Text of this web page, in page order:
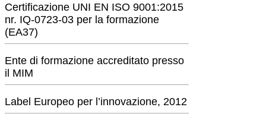
Certificazione UNI EN ISO 9001:2015
nr. IQ-0723-03 per la formazione
(EA37)
Ente di formazione accreditato presso
il MIM
Label Europeo per l’innovazione, 2012